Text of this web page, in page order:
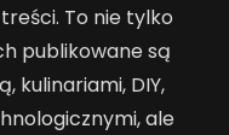
To nie tylko
publikowane są
kulinariami, DIY,
ale